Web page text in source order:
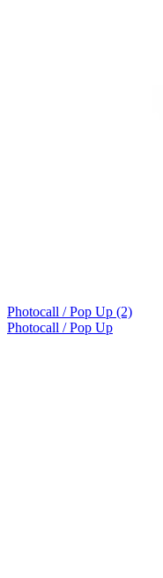
Photocall / Pop Up (2)
Photocall / Pop Up